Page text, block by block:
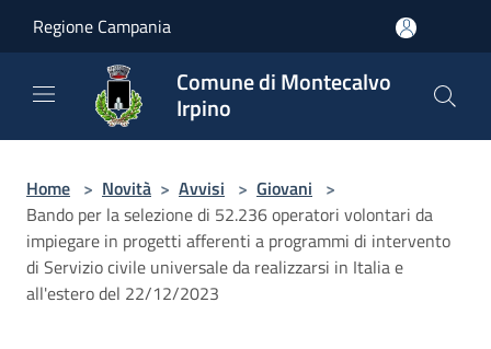
Regione Campania
Comune di Montecalvo
Irpino
Home > Novità > Avvisi > Giovani >
Bando per la selezione di 52.236 operatori volontari da
impiegare in progetti afferenti a programmi di intervento
di Servizio civile universale da realizzarsi in Italia e
all'estero del 22/12/2023